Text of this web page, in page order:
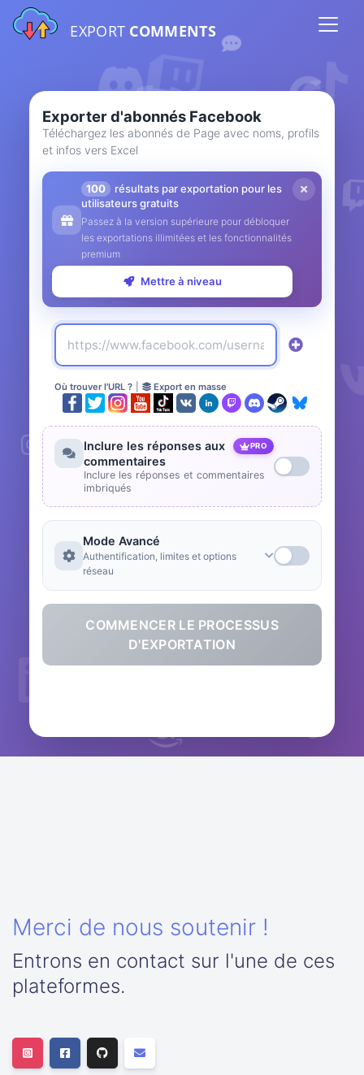
EXPORT COMMENTS
Exporter d'abonnés Facebook
Téléchargez les abonnés de Page avec noms, profils
et infos vers Excel
100
résultats par exportation pour les
utilisateurs gratuits
Passez à la version supérieure pour débloquer
les exportations illimitées et les fonctionnalités
premium
Mettre à niveau
Où trouver l'URL ? Export en masse
Inclure les réponses aux
commentaires
PRO
Inclure les réponses et commentaires
imbriqués
Mode Avancé
Authentification, limites et options
réseau
COMMENCER LE PROCESSUS
D'EXPORTATION
Merci de nous soutenir !
Entrons en contact sur l'une de ces
plateformes.